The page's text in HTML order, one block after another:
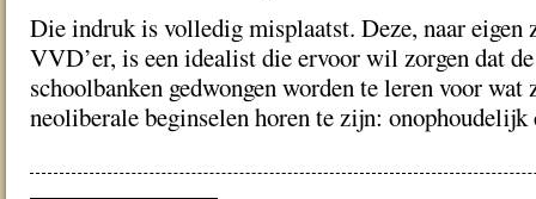
Die indruk is volledig misplaatst. Deze, naar eigen
VVD’er, is een idealist die ervoor wil zorgen dat
schoolbanken gedwongen worden te leren voor wat
neoliberale beginselen horen te zijn: onophoudelijk